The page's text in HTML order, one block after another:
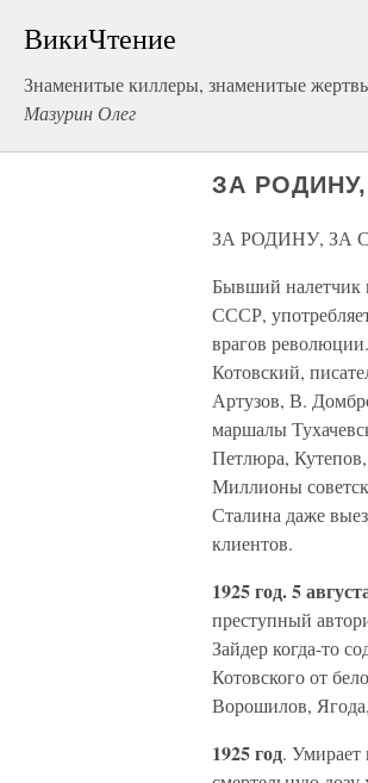
ВикиЧтение
Знаменитые киллеры, знаменитые
Мазурин Олег
ЗА
ЗА РОДИНУ, ЗА
Бывший налетчик
СССР,
врагов
Котовский,
Артузов, В.
маршалы
Петлюра,
Миллионы
Сталина даже
клиентов.
1925 год. 5
преступный
Зайдер когда-то
Котовского от
Ворошилов,
1925 год.